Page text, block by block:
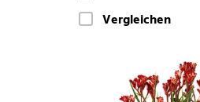
Vergleichen